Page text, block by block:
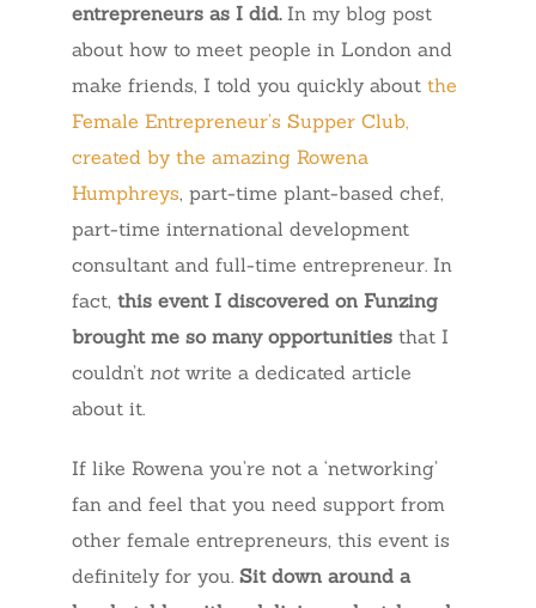
entrepreneurs as I did.In my blog post
about how to meet people in London and
make friends, I told you quickly about the
Female Entrepreneur’s Supper Club,
created by the amazing Rowena
Humphreys, part-time plant-based chef,
part-time international development
consultant and full-time entrepreneur. In
fact, this event I discovered on Funzing
brought me so many opportunities that I
couldn’t notwrite a dedicated article
about it.
If like Rowena you’re not a ‘networking’
fan and feel that you need support from
other female entrepreneurs, this event is
definitely for you. Sit down around a